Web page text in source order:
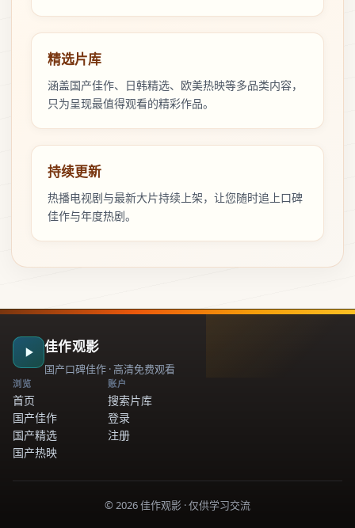
精选片库
涵盖国产佳作、日韩精选、欧美热映等多品类内容，
只为呈现最值得观看的精彩作品。
持续更新
热播电视剧与最新大片持续上架，让您随时追上口碑
佳作与年度热剧。
佳作观影
国产口碑佳作 · 高清免费观看
浏览
首页
国产佳作
国产精选
国产热映
账户
搜索片库
登录
注册
© 2026佳作观影 · 仅供学习交流